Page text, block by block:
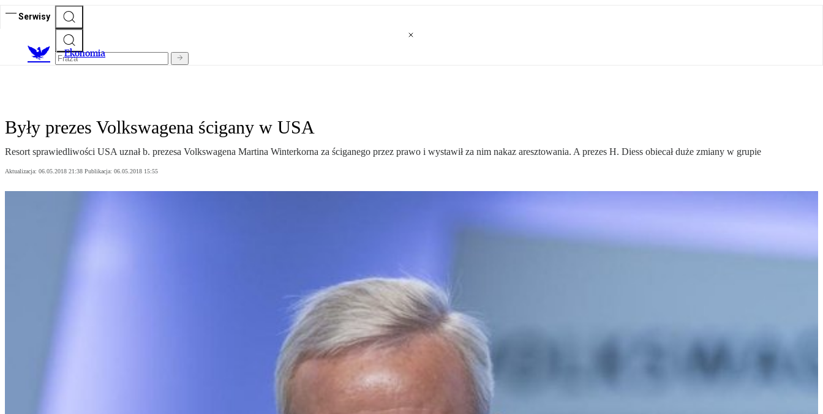
Serwisy
Ekonomia
Były prezes Volkswagena ścigany w USA
Resort sprawiedliwości USA uznał b. prezesa Volkswagena Martina Winterkorna za ściganego przez prawo i wystawił za nim nakaz aresztowania. A prezes H. Diess obiecał duże zmiany w grupie
Aktualizacja: 06.05.2018 21:38 Publikacja: 06.05.2018 15:55